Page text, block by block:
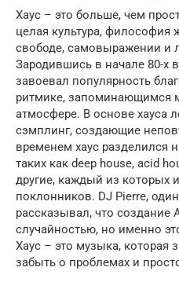
Хаус – это больше, чем
целая культура, философия
свободе, самовыражении и
Зародившись в начале 80-х
завоевал популярность
ритмике, запоминающимся
атмосфере. В основе хауса
сэмплинг, создающие
временем хаус разделился
таких как deep house, acid
другие, каждый из которых
поклонников. DJ Pierre,
рассказывал, что создание
случайностью, но именно
Хаус – это музыка, которая
забыть о проблемах и